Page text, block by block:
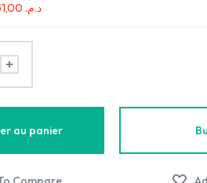
د.م.51,00
au panier